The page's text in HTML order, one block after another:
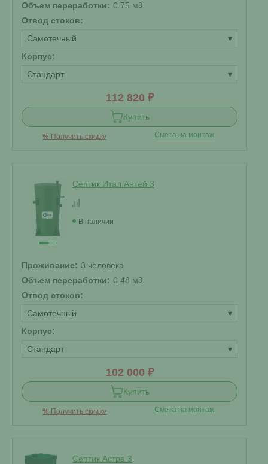
Объем переработки: 0.75 м3
Отвод стоков:
Самотечный
▾
Корпус:
Стандарт
▾
112 820 ₽
Купить
% Получить скидку Смета на монтаж
Септик Итал Антей 3
В наличии
Проживание: 3 человека
Объем переработки: 0.48 м3
Отвод стоков:
Самотечный
▾
Корпус:
Стандарт
▾
102 000 ₽
Купить
% Получить скидку Смета на монтаж
Септик Астра 3